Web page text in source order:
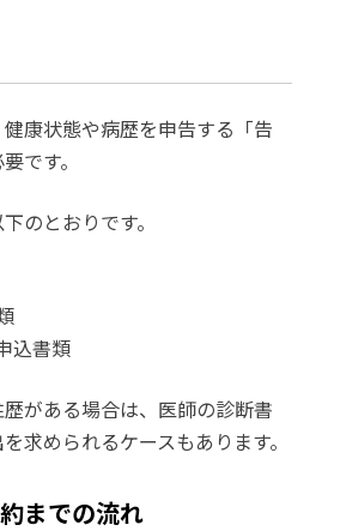
康状態や病歴を申告する「告
です。
のとおりです。
込書類
がある場合は、医師の診断書
求められるケースもあります。
までの流れ